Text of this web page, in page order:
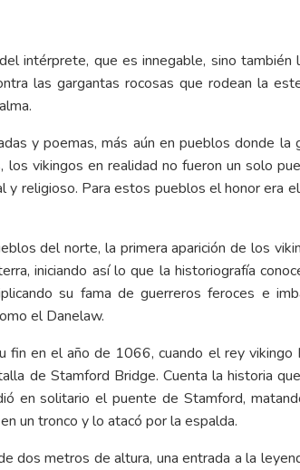
intérprete, que es innegable, sino también
las gargantas rocosas que rodean la
y poemas, más aún en pueblos donde la
vikingos en realidad no fueron un solo
y religioso. Para estos pueblos el honor era
del norte, la primera aparición de los
iniciando así lo que la historiografía
su fama de guerreros feroces e
el Danelaw.
en el año de 1066, cuando el rey vikingo
de Stamford Bridge. Cuenta la historia
en solitario el puente de Stamford,
un tronco y lo atacó por la espalda.
dos metros de altura, una entrada a la